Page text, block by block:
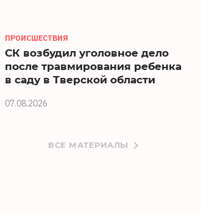
ПРОИСШЕСТВИЯ
СК возбудил уголовное дело
после травмирования ребенка
в саду в Тверской области
07.08.2026
ВСЕ МАТЕРИАЛЫ